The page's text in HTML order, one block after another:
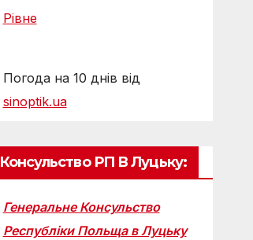
Рівне
Погода на 10 днів від
sinoptik.ua
Консульство РП В Луцьку:
Генеральне Консульство
Республіки Польща в Луцьку